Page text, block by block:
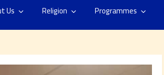
Us Religion Programmes